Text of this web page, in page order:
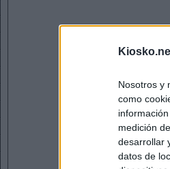
Nosotros y
como
medición
desarrollar
datos de